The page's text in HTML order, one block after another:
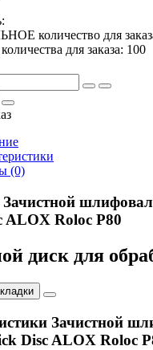
количество для
для заказа: 100
(0)
Зачистной
ALOX Roloc P80
диск для
Зачистной
Disc ALOX Roloc